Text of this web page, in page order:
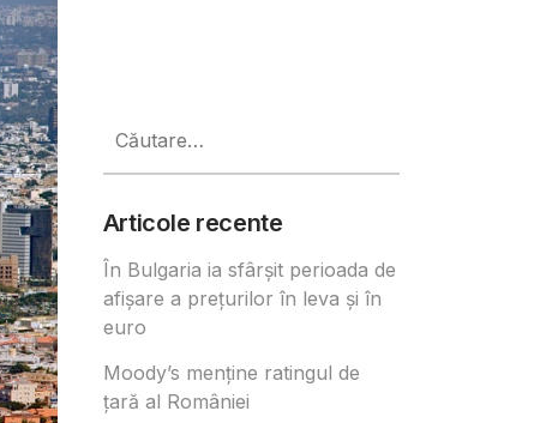
după:
Articole recente
În Bulgaria ia sfârşit perioada de
afișare a prețurilor în ​​leva și în
euro
Moody’s menține ratingul de
țară al României